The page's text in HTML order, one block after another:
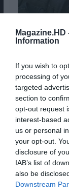
Magazine.HD
Information
If you wish to
processing of
targeted
section to
opt-out request
interest-based
us or personal
your opt-out.
disclosure of
IAB’s list of
also be
Downstream
Por fim,
Resgate do
Spielberg).
70 milhões
Com a
Mundial,
grupo de